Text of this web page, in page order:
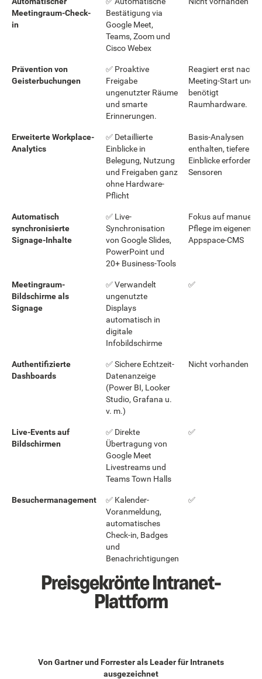
Meetingraum-Check-
in
Bestätigung via
Google Meet,
Teams, Zoom und
Cisco Webex
Prävention von
Geisterbuchungen
✅ Proaktive
Freigabe
ungenutzter Räume
und smarte
Erinnerungen.
Reagiert erst nach
Meeting-Start und
benötigt
Raumhardware.
Erweiterte Workplace-
Analytics
✅ Detaillierte
Einblicke in
Belegung, Nutzung
und Freigaben ganz
ohne Hardware-
Pflicht
Basis-Analysen
enthalten, tiefere
Einblicke erfordern
Sensoren
Automatisch
synchronisierte
Signage-Inhalte
✅ Live-
Synchronisation
von Google Slides,
PowerPoint und
20+ Business-Tools
Fokus auf manuelle
Pflege im eigenen
Appspace-CMS
Meetingraum-
Bildschirme als
Signage
✅ Verwandelt
ungenutzte
Displays
automatisch in
digitale
Infobildschirme
✅
Authentifizierte
Dashboards
✅ Sichere Echtzeit-
Datenanzeige
(Power BI, Looker
Studio, Grafana u.
v. m.)
Nicht vorhanden
Live-Events auf
Bildschirmen
✅ Direkte
Übertragung von
Google Meet
Livestreams und
Teams Town Halls
✅
Besuchermanagement
✅ Kalender-
Voranmeldung,
automatisches
Check-in, Badges
und
Benachrichtigungen
✅
Preisgekrönte Intranet-
Plattform
Von Gartner und Forrester als Leader für Intranets
ausgezeichnet